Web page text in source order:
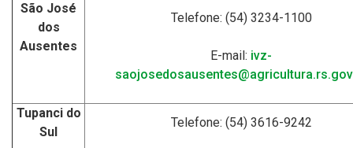
São José
dos
Ausentes
Telefone: (54) 3234-1100
E-mail: ivz-
Tupanci do
Sul
Telefone: (54) 3616-9242